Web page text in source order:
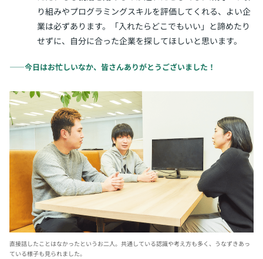
り組みやプログラミングスキルを評価してくれる、よい企
業は必ずあります。「入れたらどこでもいい」と諦めたり
せずに、自分に合った企業を探してほしいと思います。
――今日はお忙しいなか、皆さんありがとうございました！
直接話したことはなかったというお二人。 共通している認識や考え方も多く、うなずきあっ
ている様子も見られました。